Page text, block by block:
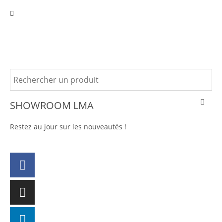
SHOWROOM LMA
Restez au jour sur les nouveautés !